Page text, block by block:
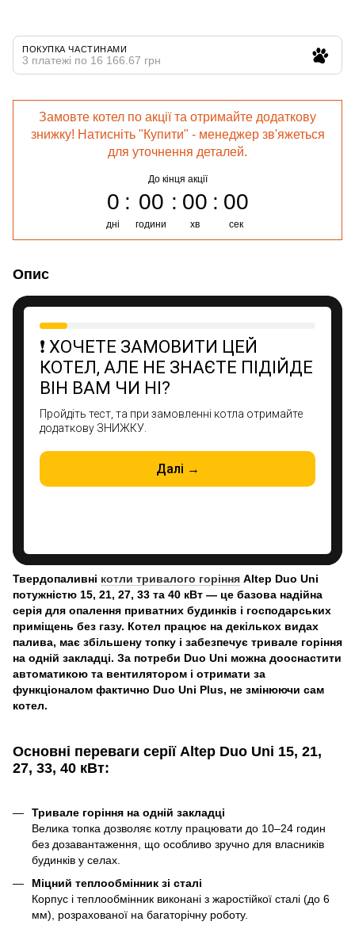
ПОКУПКА ЧАСТИНАМИ
3 платежі по 16 166.67 грн
Замовте котел по акції та отримайте додаткову
знижку! Натисніть "Купити" - менеджер зв'яжеться
для уточнення деталей.
До кінця акції
0
дні
00
години
00
хв
00
сек
Опис
Твердопаливні котли тривалого горіння Altep Duo Uni
потужністю 15, 21, 27, 33 та 40 кВт — це базова надійна
серія для опалення приватних будинків і господарських
приміщень без газу. Котел працює на декількох видах
палива, має збільшену топку і забезпечує тривале горіння
на одній закладці. За потреби Duo Uni можна дооснастити
автоматикою та вентилятором і отримати за
функціоналом фактично Duo Uni Plus, не змінюючи сам
котел.
Основні переваги серії Altep Duo Uni 15, 21,
27, 33, 40 кВт:
Тривале горіння на одній закладці
Велика топка дозволяє котлу працювати до 10–24 годин
без дозавантаження, що особливо зручно для власників
будинків у селах.
Міцний теплообмінник зі сталі
Корпус і теплообмінник виконані з жаростійкої сталі (до 6
мм), розрахованої на багаторічну роботу.